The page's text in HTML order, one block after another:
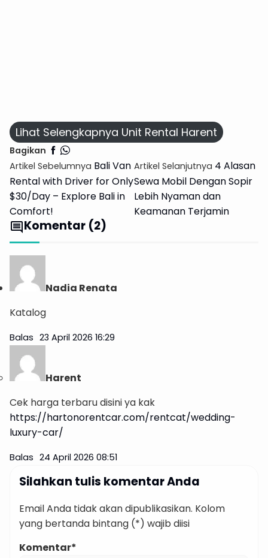
Lihat Selengkapnya Unit Rental Harent
Bagikan
Artikel Sebelumnya Bali Van
Rental with Driver for Only
$30/Day – Explore Bali in
Comfort!
Artikel Selanjutnya 4 Alasan
Sewa Mobil Dengan Sopir
Lebih Nyaman dan
Keamanan Terjamin
commentKomentar (2)
Nadia Renata
Katalog
Balas 23 April 2026 16:29
Harent
Cek harga terbaru disini ya kak
https://hartonorentcar.com/rentcat/wedding-
luxury-car/
Balas 24 April 2026 08:51
Silahkan tulis komentar Anda
Email Anda tidak akan dipublikasikan. Kolom
yang bertanda bintang (*) wajib diisi
Komentar*